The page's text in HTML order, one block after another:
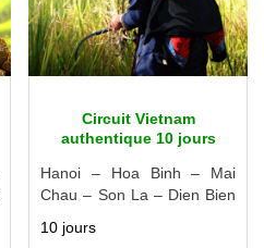
Circuit Vietnam
authentique 10 jours
Hanoi – Hoa Binh – Mai
Chau – Son La – Dien Bien
Duong - Sapa – Bac Ha –
10 jours